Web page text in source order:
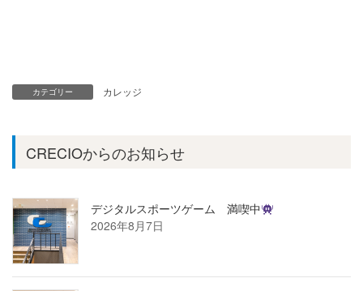
カテゴリー カレッジ
CRECIOからのお知らせ
デジタルスポーツゲーム 満喫中
2026年8月7日